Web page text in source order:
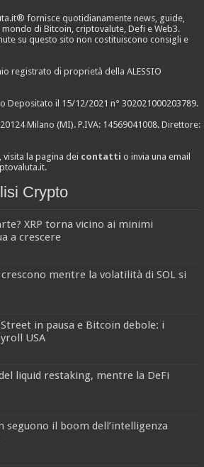
fornisce quotidianamente news, guide,
mondo di Bitcoin, criptovalute, Defi e Web3.
su questo sito non costituiscono consigli e
registrato di proprietà della ALESSIO
Depositato il 15/12/2021 n° 302021000203789.
Milano (MI). P.IVA: 14569041008. Direttore:
visita la pagina dei contatti o invia una email
.
Crypto
XRP torna vicino ai minimi
a crescere
crescono mentre la volatilità di SOL si
in pausa e Bitcoin debole: i
USA
liquid restaking, mentre la DeFi
seguono il boom dell’intelligenza